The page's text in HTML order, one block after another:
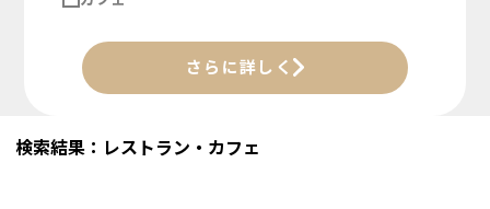
さらに詳しく
検索結果：レストラン・カフェ